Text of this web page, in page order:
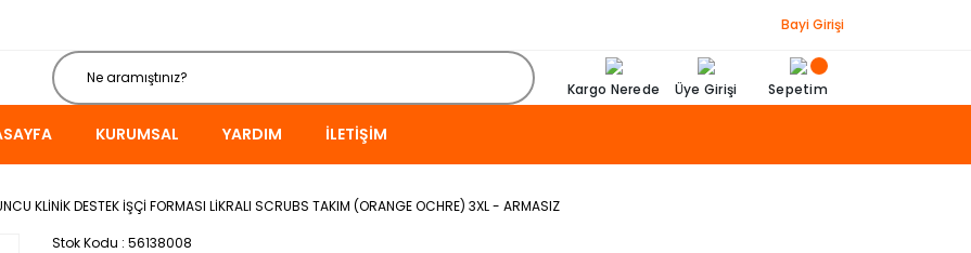
Bayi Girişi
Kargo Nerede Üye Girişi Sepetim
KURUMSAL YARDIM İLETIŞIM
KLİNİK DESTEK İŞÇİ FORMASI LİKRALI SCRUBS TAKIM (ORANGE OCHRE) 3XL - ARMASIZ
Stok Kodu 56138008